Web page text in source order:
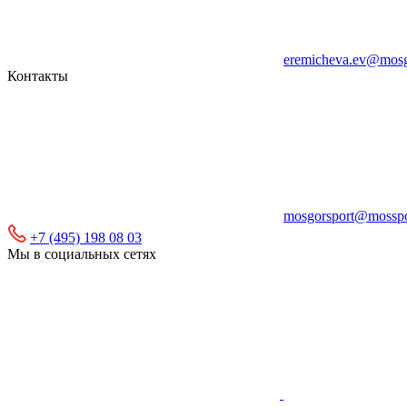
Контакты
+7 (495) 198 08 03
Мы в социальных сетях